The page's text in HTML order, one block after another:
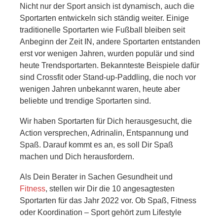
Nicht nur der Sport ansich ist dynamisch, auch die
Sportarten entwickeln sich ständig weiter. Einige
traditionelle Sportarten wie Fußball bleiben seit
Anbeginn der Zeit IN, andere Sportarten entstanden
erst vor wenigen Jahren, wurden populär und sind
heute Trendsportarten. Bekannteste Beispiele dafür
sind Crossfit oder Stand-up-Paddling, die noch vor
wenigen Jahren unbekannt waren, heute aber
beliebte und trendige Sportarten sind.
Wir haben Sportarten für Dich herausgesucht, die
Action versprechen, Adrinalin, Entspannung und
Spaß. Darauf kommt es an, es soll Dir Spaß
machen und Dich herausfordern.
Als Dein Berater in Sachen Gesundheit und
Fitness, stellen wir Dir die 10 angesagtesten
Sportarten für das Jahr 2022 vor. Ob Spaß, Fitness
oder Koordination – Sport gehört zum Lifestyle